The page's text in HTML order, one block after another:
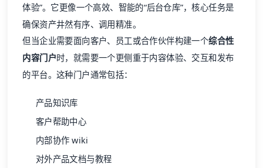
体验”。它更像一个高效、智能的“后台仓库”，核心任务是
确保资产井然有序、调用精准。
但当企业需要面向客户、员工或合作伙伴构建一个综合性
内容门户时，就需要一个更侧重于内容体验、交互和发布
的平台。这种门户通常包括：
产品知识库
客户帮助中心
内部协作 wiki
对外产品文档与教程